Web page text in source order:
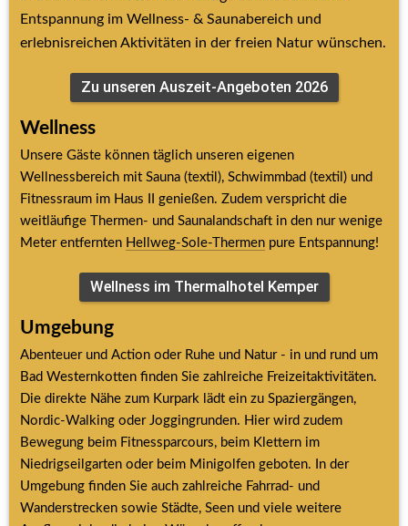
Entspannung im Wellness- & Saunabereich und
erlebnisreichen Aktivitäten in der freien Natur wünschen.
Zu unseren Auszeit-Angeboten 2026
Wellness
Unsere Gäste können täglich unseren eigenen
Wellnessbereich mit Sauna (textil), Schwimmbad (textil) und
Fitnessraum im Haus II genießen. Zudem verspricht die
weitläufige Thermen- und Saunalandschaft in den nur wenige
Meter entfernten Hellweg-Sole-Thermen pure Entspannung!
Wellness im Thermalhotel Kemper
Umgebung
Abenteuer und Action oder Ruhe und Natur - in und rund um
Bad Westernkotten finden Sie zahlreiche Freizeitaktivitäten.
Die direkte Nähe zum Kurpark lädt ein zu Spaziergängen,
Nordic-Walking oder Joggingrunden. Hier wird zudem
Bewegung beim Fitnessparcours, beim Klettern im
Niedrigseilgarten oder beim Minigolfen geboten. In der
Umgebung finden Sie auch zahlreiche Fahrrad- und
Wanderstrecken sowie Städte, Seen und viele weitere